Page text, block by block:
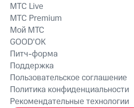
MTС Live
MTС Premium
Мой МТС
GOOD’OK
Питч-форма
Поддержка
Пользовательское соглашение
Политика конфиденциальности
Рекомендательные технологии